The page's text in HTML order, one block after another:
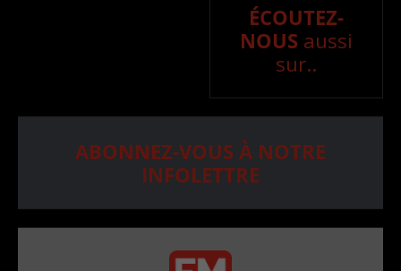
ÉCOUTEZ-
NOUS aussi
sur..
ABONNEZ-VOUS À NOTRE
INFOLETTRE